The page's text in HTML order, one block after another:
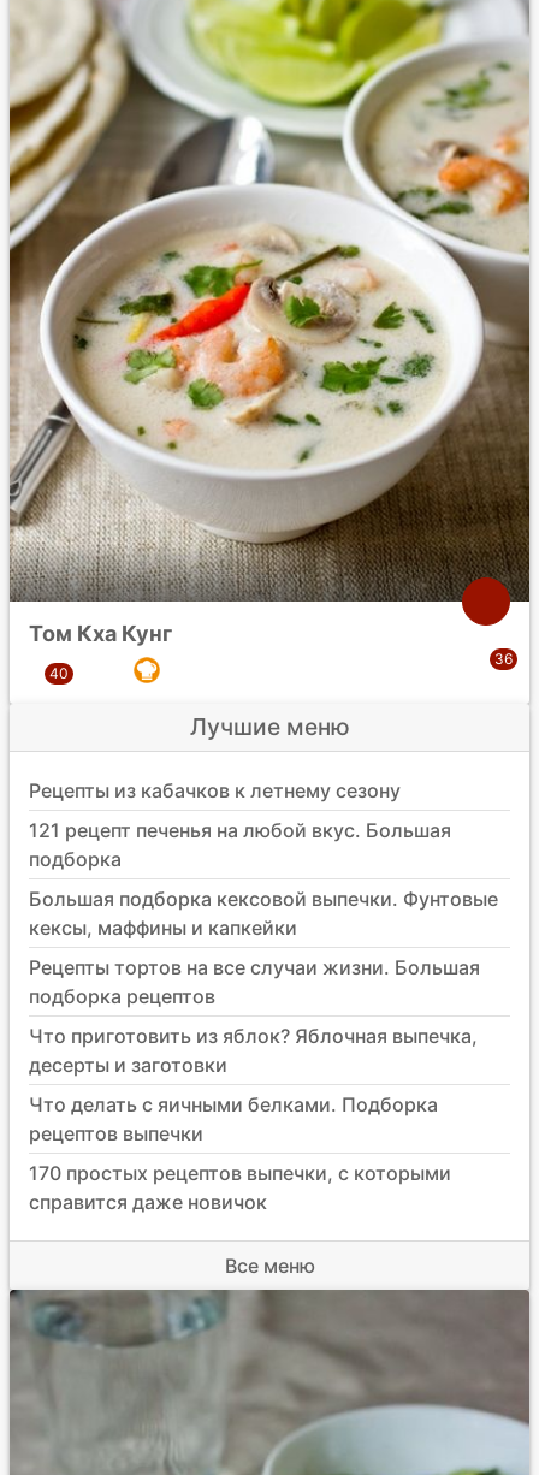
Том Кха Кунг
Лучшие меню
Рецепты из кабачков к летнему сезону
121 рецепт печенья на любой вкус. Большая
подборка
Большая подборка кексовой выпечки. Фунтовые
кексы, маффины и капкейки
Рецепты тортов на все случаи жизни. Большая
подборка рецептов
Что приготовить из яблок? Яблочная выпечка,
десерты и заготовки
Что делать с яичными белками. Подборка
рецептов выпечки
170 простых рецептов выпечки, с которыми
справится даже новичок
Все меню